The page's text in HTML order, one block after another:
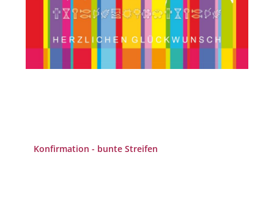
Konfirmation - bunte Streifen